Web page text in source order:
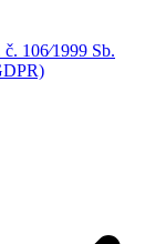
106⁄1999 Sb.